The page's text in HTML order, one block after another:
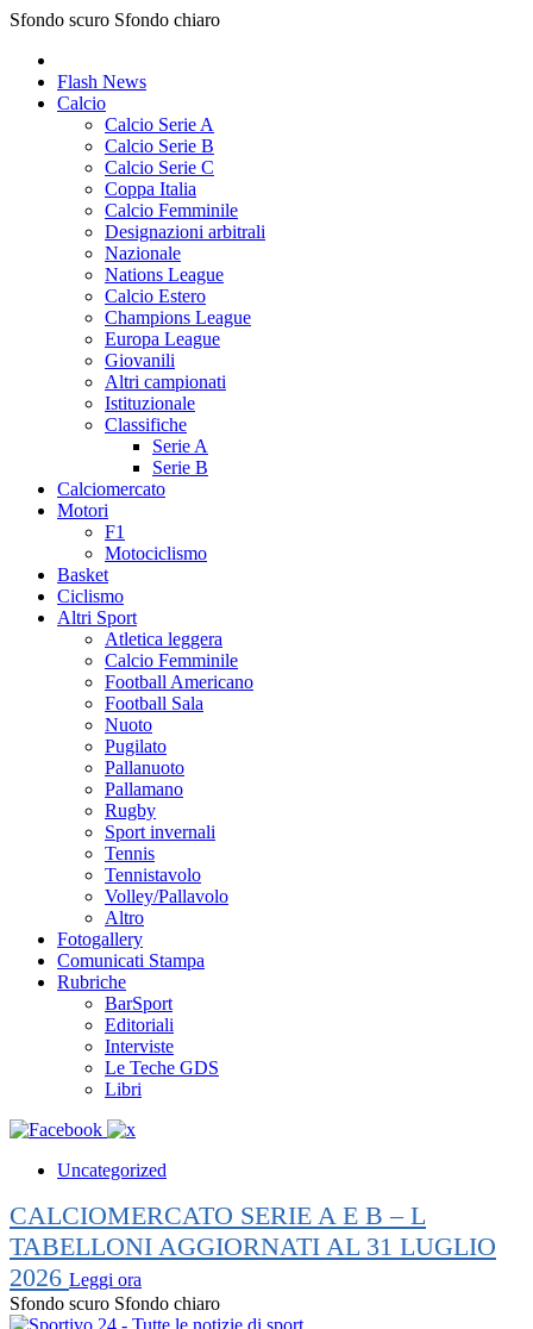
Sfondo scuro Sfondo chiaro
Flash News
Calcio
Calcio Serie A
Calcio Serie B
Calcio Serie C
Coppa Italia
Calcio Femminile
Designazioni arbitrali
Nazionale
Nations League
Calcio Estero
Champions League
Europa League
Giovanili
Altri campionati
Istituzionale
Classifiche
Serie A
Serie B
Calciomercato
Motori
F1
Motociclismo
Basket
Ciclismo
Altri Sport
Atletica leggera
Calcio Femminile
Football Americano
Football Sala
Nuoto
Pugilato
Pallanuoto
Pallamano
Rugby
Sport invernali
Tennis
Tennistavolo
Volley/Pallavolo
Altro
Fotogallery
Comunicati Stampa
Rubriche
BarSport
Editoriali
Interviste
Le Teche GDS
Libri
Uncategorized
CALCIOMERCATO SERIE A E B – L
TABELLONI AGGIORNATI AL 31 LUGLIO
2026 Leggi ora
Sfondo scuro Sfondo chiaro